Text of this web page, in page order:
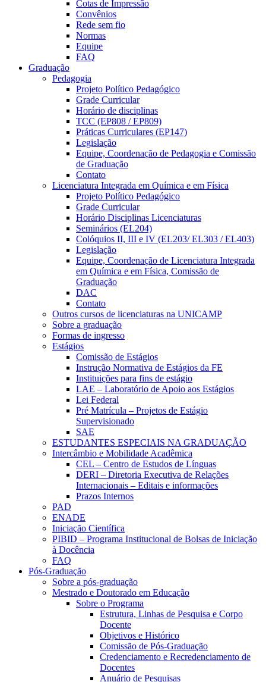
Cotas de Impressão
Convênios
Rede sem fio
Normas
Equipe
FAQ
Graduação
Pedagogia
Projeto Político Pedagógico
Grade Curricular
Horário de disciplinas
TCC (EP808 / EP809)
Práticas Curriculares (EP147)
Legislação
Equipe, Coordenação de Pedagogia e Comissão
de Graduação
Contato
Licenciatura Integrada em Química e em Física
Projeto Político Pedagógico
Grade Curricular
Horário Disciplinas Licenciaturas
Seminários (EL204)
Colóquios II, III e IV (EL203/ EL303 / EL403)
Legislação
Equipe, Coordenação de Licenciatura Integrada
em Química e em Física, Comissão de
Graduação
DAC
Contato
Outros cursos de licenciaturas na UNICAMP
Sobre a graduação
Formas de ingresso
Estágios
Comissão de Estágios
Instrução Normativa de Estágios da FE
Instituições para fins de estágio
LAE – Laboratório de Apoio aos Estágios
Lei Federal
Pré Matrícula – Projetos de Estágio
Supervisionado
SAE
ESTUDANTES ESPECIAIS NA GRADUAÇÃO
Intercâmbio e Mobilidade Acadêmica
CEL – Centro de Estudos de Línguas
DERI – Diretoria Executiva de Relações
Internacionais – Editais e informações
Prazos Internos
PAD
ENADE
Iniciação Científica
PIBID – Programa Institucional de Bolsas de Iniciação
à Docência
FAQ
Pós-Graduação
Sobre a pós-graduação
Mestrado e Doutorado em Educação
Sobre o Programa
Estrutura, Linhas de Pesquisa e Corpo
Docente
Objetivos e Histórico
Comissão de Pós-Graduação
Credenciamento e Recredenciamento de
Docentes
Anuário de Pesquisas